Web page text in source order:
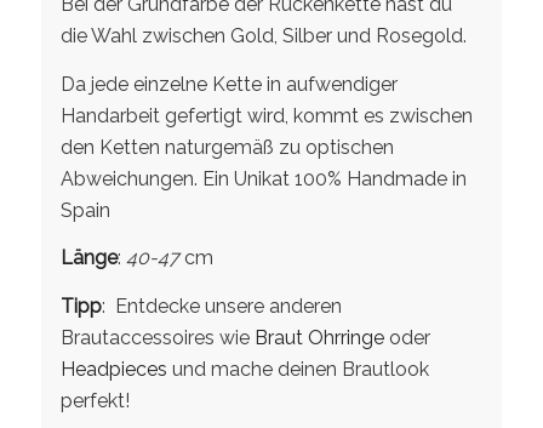
die Wahl zwischen Gold, Silber und Rosegold.
Da jede einzelne Kette in aufwendiger
Handarbeit gefertigt wird, kommt es zwischen
den Ketten naturgemäß zu optischen
Abweichungen. Ein Unikat 100% Handmade in
Spain
Länge: 40-47cm
Tipp: Entdecke unsere anderen
Brautaccessoires wie Braut Ohrringeoder
Headpieces und mache deinen Brautlook
perfekt!